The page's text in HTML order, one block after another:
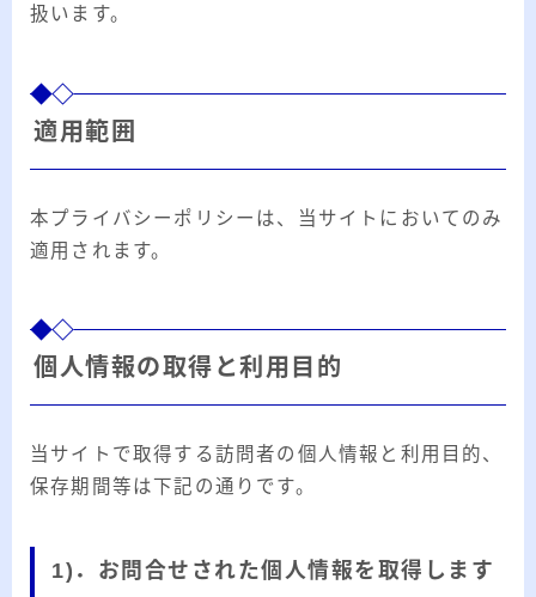
アーカイブ
ア
ー
イ
ブ
RSS
扱います。
適用範囲
本プライバシーポリシーは、当サイトにおいてのみ
適用されます。
個人情報の取得と利用目的
当サイトで取得する訪問者の個人情報と利用目的、
保存期間等は下記の通りです。
1)．お問合せされた個人情報を取得します